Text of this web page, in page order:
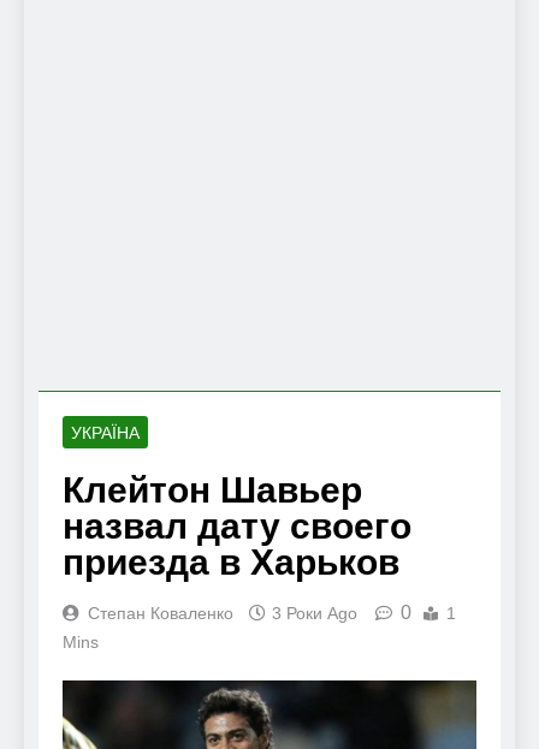
УКРАЇНА
Клейтон Шавьер
назвал дату своего
приезда в Харьков
Степан Коваленко 3 Роки Ago 0
1
Mins